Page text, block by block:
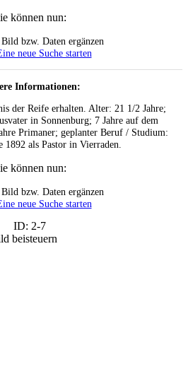
können nun:
bzw. Daten ergänzen
neue Suche starten
Informationen:
der Reife erhalten. Alter: 21 1/2 Jahre;
in Sonnenburg; 7 Jahre auf dem
Primaner; geplanter Beruf / Studium:
als Pastor in Vierraden.
können nun:
bzw. Daten ergänzen
neue Suche starten
ID: 2-7
beisteuern